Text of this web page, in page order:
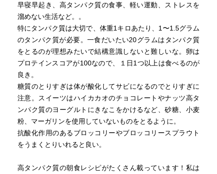
早寝早起き、高タンパク質の食事、軽い運動、ストレスを
溜めない生活など。。
特にタンパク質は大切で、体重1キロあたり、1〜1.5グラム
のタンパク質が必要。一食だいたい20グラムはタンパク質
をとるのが理想みたいで結構意識しないと難しいな。卵は
プロテインスコアが100なので、１日1つ以上は食べるのが
良き。
糖質のとりすぎは体が酸化してサビになるのでとりすぎに
注意。スイーツはハイカカオのチョコレートやナッツ高タ
ンパク質のヨーグルトにきなこをかけるなど、砂糖、小麦
粉、マーガリンを使用していないものをとるように。
抗酸化作用のあるブロッコリーやブロッコリースプラウト
をうまくとりいれると良い。
高タンパク質の朝食レシピがたくさん載っています！私は